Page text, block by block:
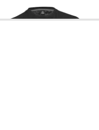
лв.